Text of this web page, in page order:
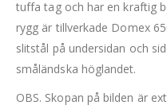
tuffa tag och har en kraftig
rygg är tillverkade Domex
slitstål på undersidan och
småländska höglandet.
OBS. Skopan på bilden är